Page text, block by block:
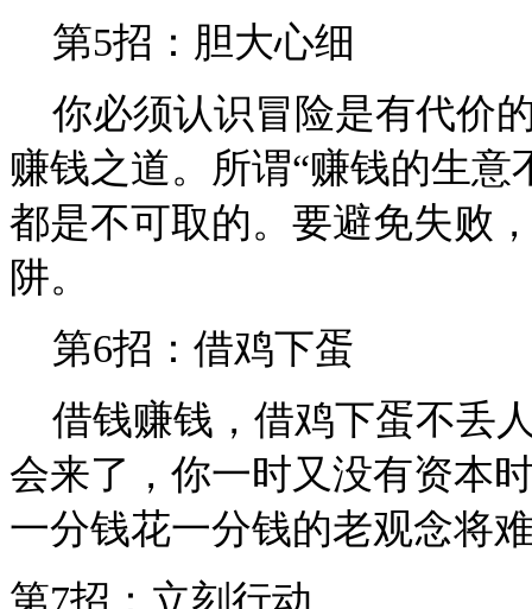
第5招：胆大心细
你必须认识冒险是有代价
赚钱之道。所谓“赚钱的生
都是不可取的。要避免失败
阱。
第6招：借鸡下蛋
借钱赚钱，借鸡下蛋不丢
会来了，你一时又没有资本
一分钱花一分钱的老观念将
第7招：立刻行动